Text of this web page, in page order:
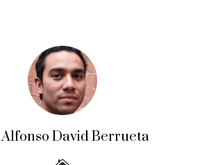
David Berrueta